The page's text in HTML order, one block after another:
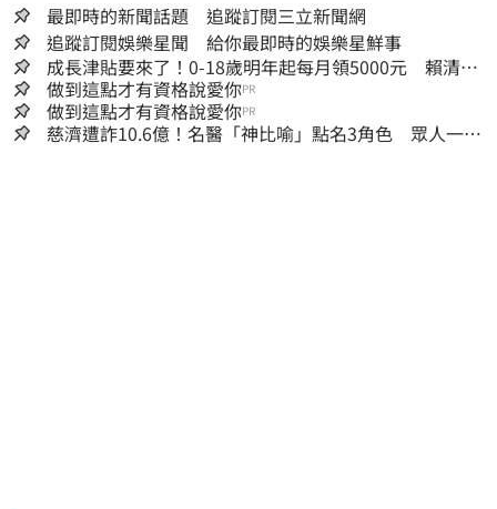
最即時的新聞話題 追蹤訂閱三立新聞網
追蹤訂閱娛樂星聞 給你最即時的娛樂星鮮事
成長津貼要來了！0-18歲明年起每月領5000元 賴清
德：此時不生更待何時
做到這點才有資格說愛你PR
做到這點才有資格說愛你PR
慈濟遭詐10.6億！名醫「神比喻」點名3角色 眾人一看